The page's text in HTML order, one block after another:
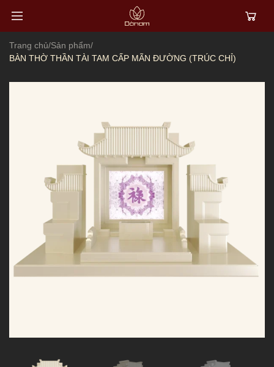
Trang chủ/Sản phẩm/
BÀN THỜ THẦN TÀI TAM CẤP MÃN ĐƯỜNG (TRÚC CHỈ)